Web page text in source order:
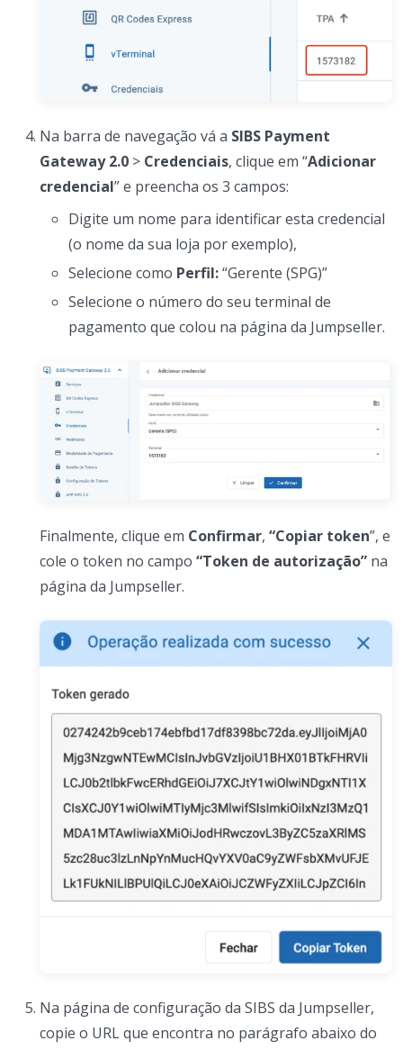
Na barra de navegação vá a SIBS Payment
Gateway 2.0 > Credenciais, clique em “Adicionar
credencial” e preencha os 3 campos:
Digite um nome para identificar esta credencial
(o nome da sua loja por exemplo),
Selecione como Perfil:“Gerente (SPG)”
Selecione o número do seu terminal de
pagamento que colou na página da Jumpseller.
Finalmente, clique em Confirmar, “Copiar token”, e
cole o token no campo “Token de autorização” na
página da Jumpseller.
Na página de configuração da SIBS da Jumpseller,
copie o URL que encontra no parágrafo abaixo do